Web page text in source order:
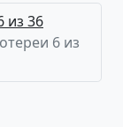
из 36
6 из